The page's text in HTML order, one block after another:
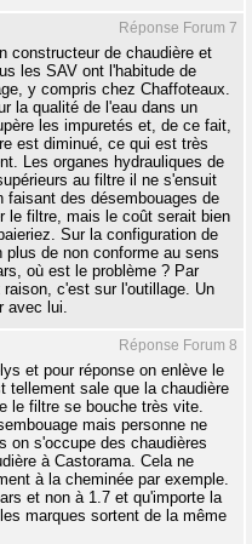
Réponse Forum 7
constructeur de chaudière et
les SAV ont l'habitude de
y compris chez Chaffoteaux.
la qualité de l'eau dans un
les impuretés et, de ce fait,
est diminué, ce qui est très
Les organes hydrauliques de
au filtre il ne s'ensuit
des désembouages de
le filtre, mais le coût serait bien
Sur la configuration de
de non conforme au sens
où est le problème ? Par
c'est sur l'outillage. Un
avec lui.
Réponse Forum 8
et pour réponse on enlève le
tellement sale que la chaudière
le filtre se bouche très vite.
mais personne ne
on s'occupe des chaudières
à Castorama. Cela ne
à la cheminée par exemple.
et non à 1.7 et qu'importe la
marques sortent de la même